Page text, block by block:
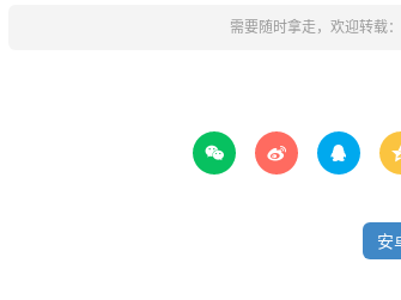
需要随时拿走，欢迎转载：
  
安